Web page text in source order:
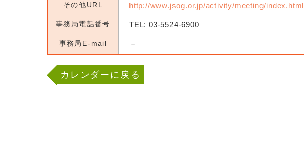
その他URL http://www.jsog.or.jp/activity/meeting/index.html
事務局電話番号 TEL: 03-5524-6900
事務局E-mail －
カレンダーに戻る